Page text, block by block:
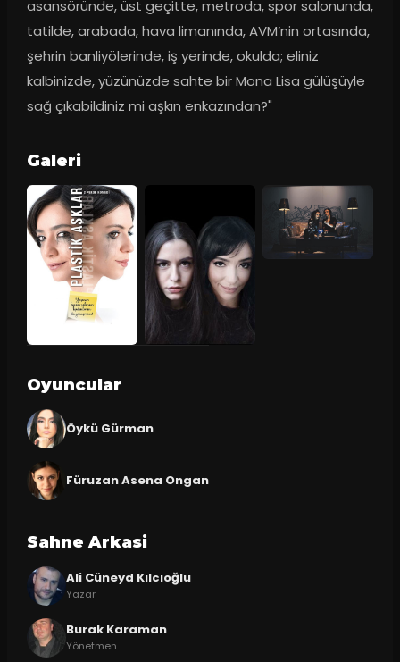
asansöründe, üst geçitte, metroda, spor salonunda,
tatilde, arabada, hava limanında, AVM’nin ortasında,
şehrin banliyölerinde, iş yerinde, okulda; eliniz
kalbinizde, yüzünüzde sahte bir Mona Lisa gülüşüyle
sağ çıkabildiniz mi aşkın enkazından?"
Galeri
Oyuncular
Öykü Gürman
Füruzan Asena Ongan
Sahne Arkasi
Ali Cüneyd Kılcıoğlu
Yazar
Burak Karaman
Yönetmen